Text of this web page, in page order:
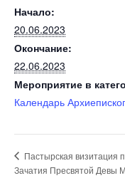
Начало:
20.06.2023
Окончание:
22.06.2023
Мероприятие в
Календарь
Пастырская визитация
Зачатия Пресвятой Девы